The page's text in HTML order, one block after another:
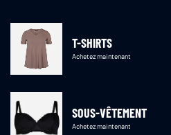
T-SHIRTS
Achetez maintenant
SOUS-VÊTEMENT
Achetez maintenant